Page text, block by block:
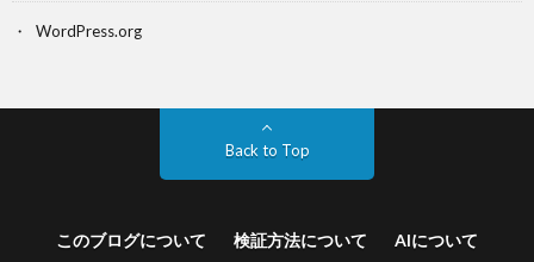
WordPress.org
Back to Top
このブログについて 検証方法について AIについて